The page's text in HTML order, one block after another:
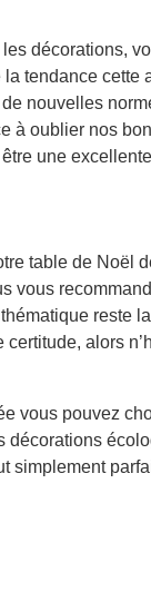
décorations,
tendance
nouvelles
à oublier nos
une
table de Noël
vous
reste
certitude, alors
vous pouvez
décorations
simplement